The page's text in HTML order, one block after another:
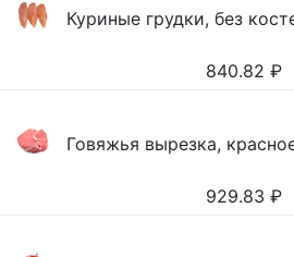
Куриные грудки, без
840.82 ₽
Говяжья вырезка,
929.83 ₽